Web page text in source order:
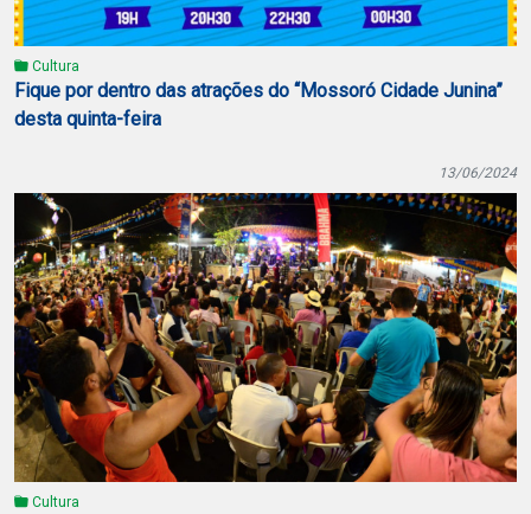
Cultura
Fique por dentro das atrações do “Mossoró Cidade Junina”
desta quinta-feira
13/06/2024
Cultura